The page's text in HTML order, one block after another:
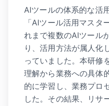
AIツールの体系的な活
「AIツール活用マスタ
れまで複数のAIツール
り、活用方法が属人化
っていました。本研修
理解から業務への具体
的に学習し、業務プロ
した。その結果、リサ